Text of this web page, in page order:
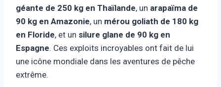
géante de 250 kg en Thaïlande, un arapaïma de
90 kg en Amazonie, un mérou goliath de 180 kg
en Floride, et un silure glane de 90 kg en
Espagne. Ces exploits incroyables ont fait de lui
une icône mondiale dans les aventures de pêche
extrême.